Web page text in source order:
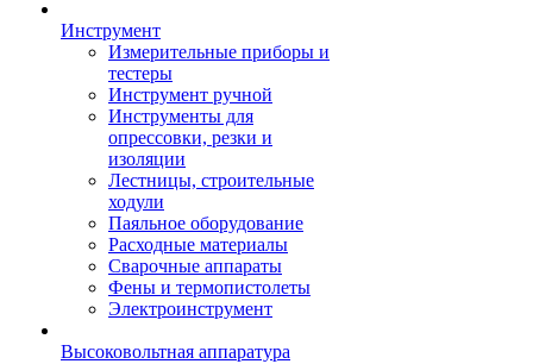
Инструмент
Измерительные приборы и
тестеры
Инструмент ручной
Инструменты для
опрессовки, резки и
изоляции
Лестницы, строительные
ходули
Паяльное оборудование
Расходные материалы
Сварочные аппараты
Фены и термопистолеты
Электроинструмент
Высоковольтная аппаратура